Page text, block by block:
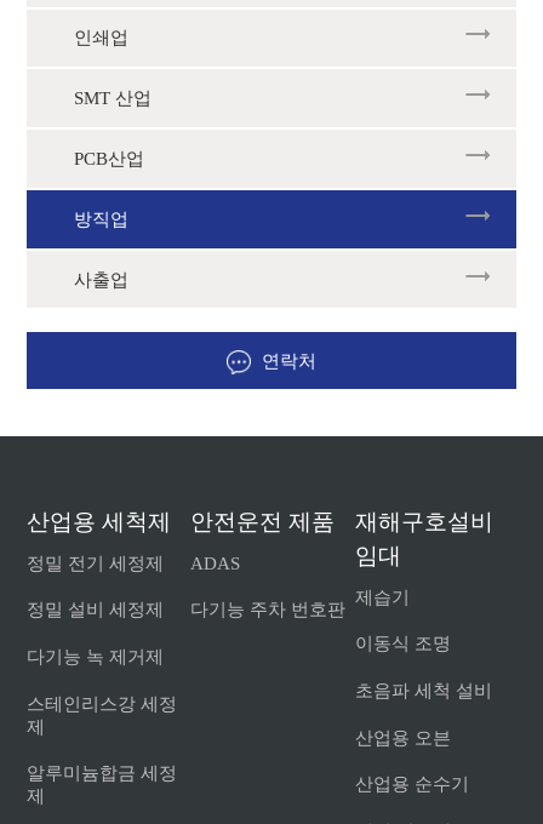
인쇄업
SMT 산업
PCB산업
방직업
사출업
연락처
산업용 세척제
정밀 전기 세정제
정밀 설비 세정제
다기능 녹 제거제
스테인리스강 세정
제
알루미늄합금 세정
제
안전운전 제품
ADAS
다기능 주차 번호판
재해구호설비
임대
제습기
이동식 조명
초음파 세척 설비
산업용 오븐
산업용 순수기